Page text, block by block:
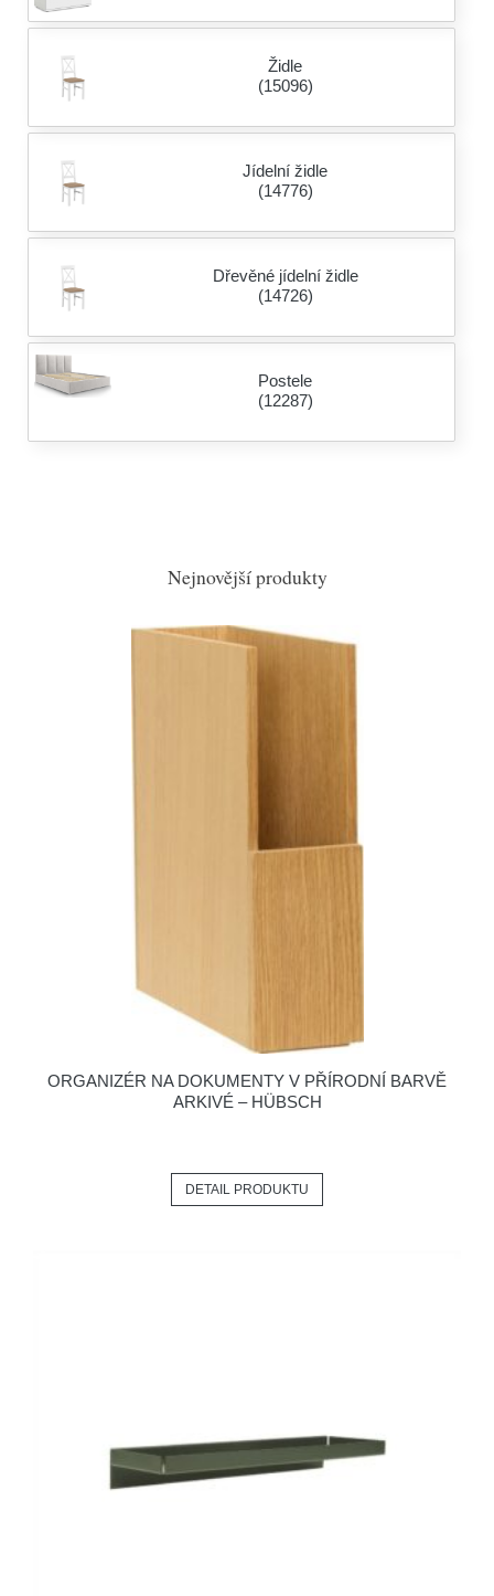
Židle
(15096)
Jídelní židle
(14776)
Dřevěné jídelní židle
(14726)
Postele
(12287)
Nejnovější produkty
ORGANIZÉR NA DOKUMENTY V PŘÍRODNÍ BARVĚ
ARKIVÉ – HÜBSCH
DETAIL PRODUKTU